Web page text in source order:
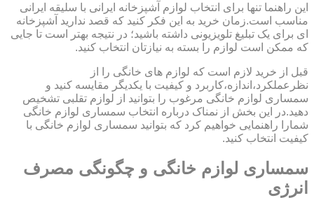
این راهنما تنها برای انتخاب لوازم آشپزخانه ایرانی با سلیقه ایرانی
مناسب است.زمان خرید به این فکر کنید که قصد ندارید آشپزخانه
ای برای یک تبلیغ تلویزیونی داشته باشید؛ در نتیجه بهتر است تا جایی
که ممکن است لوازم را بسته به نیازتان انتخاب کنید.
قبل از خرید لازم است که لوازم های خانگی را از
نظرعملکرد،اندازه،کاربرد و کیفیت با یکدیگر مقایسه کنید و
سمساری لوازم خانگی مرغوب را بتوانید از لوازم تقلبی تشخیص
دهید.در این بخش از نمناک درباره انتخاب سمساری لوازم خانگی
شمارا راهنمایی خواهیم کرد که بتوانید سمساری لوازم خانگی با
کیفیت انتخاب کنید.
سمساری لوازم خانگی و چگونگی مصرف
انرژی